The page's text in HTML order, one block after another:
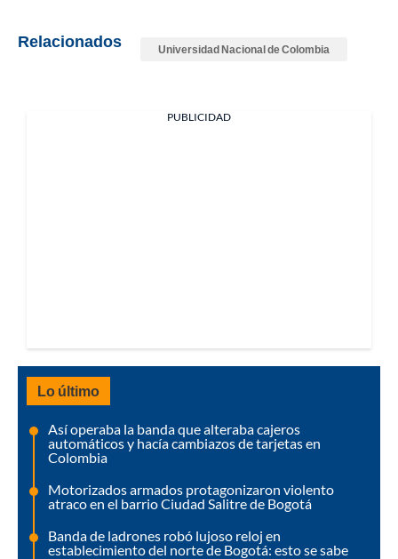
Relacionados Universidad Nacional de Colombia
PUBLICIDAD
Lo último
Así operaba la banda que alteraba cajeros
automáticos y hacía cambiazos de tarjetas en
Colombia
Motorizados armados protagonizaron violento
atraco en el barrio Ciudad Salitre de Bogotá
Banda de ladrones robó lujoso reloj en
establecimiento del norte de Bogotá: esto se sabe